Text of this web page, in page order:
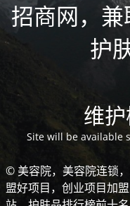
招商网，
护
维
Site will be available
© 美容院，美容院连锁
盟好项目，创业项目加